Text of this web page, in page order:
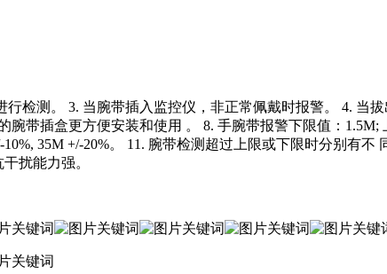
检测。 3. 当腕带插入监控仪，非正常佩戴时报警。 4. 当
带插盒更方便安装和使用 。 8. 手腕带报警下限值：1.5M;
35M +/-20%。 11. 腕带检测超过上限或下限时分别有不
扰能力强。